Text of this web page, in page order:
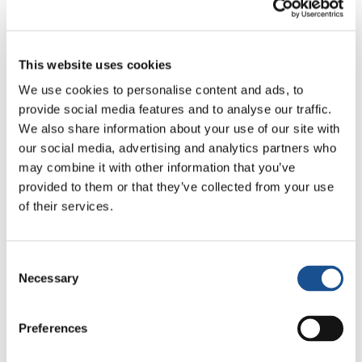
This website uses cookies
We use cookies to personalise content and ads, to
provide social media features and to analyse our traffic.
We also share information about your use of our site with
our social media, advertising and analytics partners who
may combine it with other information that you’ve
provided to them or that they’ve collected from your use
of their services.
Selection
Necessary
Preferences
2012, perché avevano già i contatti. Dopo aver
deciso insieme cosa fare, hanno contattato il
fornitore e fatto arrivare 4000 pacchetti di
caffè nel giro di un mese nel deposito centrale
di Milano. Nel frattempo nei diversi territori
della regione una ventina di persone si sono
rese disponibili per fare un piccolo deposito
Il processo dell’etichettatura viene fatto da loro
ed «è diventato l’occasione per cenare insieme,
anche negli altri territori in cui giovani e